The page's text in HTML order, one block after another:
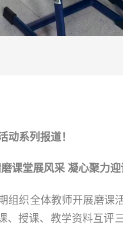
动系列报道！
课堂展风采 凝心聚力迎
组织全体教师开展磨课
授课、教学资料互评